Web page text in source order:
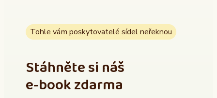
Tohle vám poskytovatelé sídel neřeknou
Stáhněte si náš
e-book zdarma